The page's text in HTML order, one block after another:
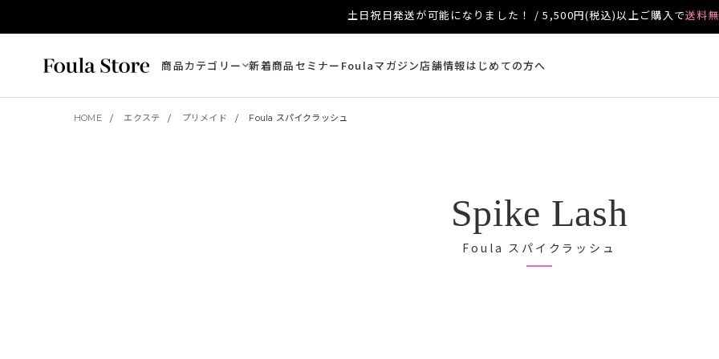
土日祝日発送が可能になりました！ / 5,500円(税込)以上ご購入で送料
商品カテゴリー 新着商品セミナー Foulaマガジン店舗情報はじめての方へ
HOME エクステ プリメイド Foula スパイクラッシュ
Spike Lash
Foula スパイクラッシュ